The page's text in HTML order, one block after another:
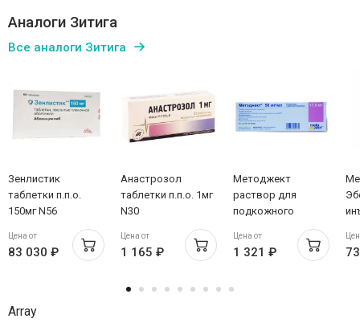
Аналоги Зитига
Все аналоги Зитига
Зенлистик
таблетки п.п.о.
150мг N56
Цена от
83 030 ₽
Анастрозол
таблетки п.п.о. 1мг
N30
Белмедпрепараты
Цена от
1 165 ₽
Методжект
раствор для
подкожного
введения 50мг/мл
17,5мг 0,35мл N1
шприц
Цена от
1 321 ₽
Array